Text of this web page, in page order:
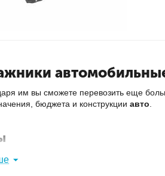
им вы сможете перевозить еще
бюджета и конструкции авто
любых грузов.